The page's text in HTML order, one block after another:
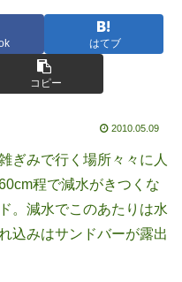
はてブ
コピー
2010.05.09
ぎみで行く場所々々に人
程で減水がきつくな
。減水でこのあたりは水
込みはサンドバーが露出